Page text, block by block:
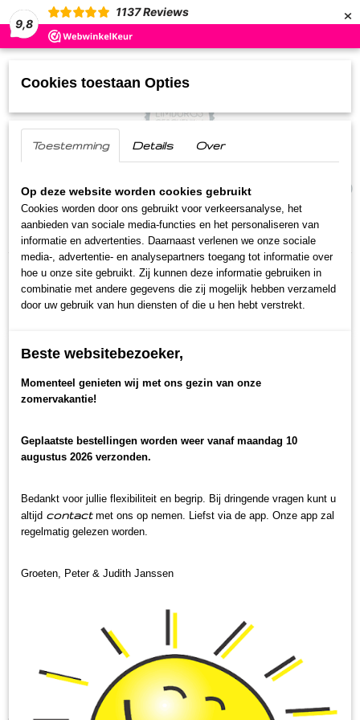
9,8
1137 Reviews ×
(0)
Home >Streekproducten Jam > Frambozen jam
Frambozen jam
Cookies toestaan Opties
Toestemming Details Over
Op deze website worden cookies gebruikt
Cookies worden door ons gebruikt voor verkeersanalyse, het
aanbieden van sociale media-functies en het personaliseren van
informatie en advertenties. Daarnaast verlenen we onze sociale
media-, advertentie- en analysepartners toegang tot informatie over
hoe u onze site gebruikt. Zij kunnen deze informatie gebruiken in
combinatie met andere gegevens die zij mogelijk hebben verzameld
door uw gebruik van hun diensten of die u hen hebt verstrekt.
Beste websitebezoeker,
Momenteel genieten wij met ons gezin van onze
zomervakantie!
Geplaatste bestellingen worden weer vanaf maandag 10
augustus 2026 verzonden.
Bedankt voor jullie flexibiliteit en begrip. Bij dringende vragen kunt u
altijd contactmet ons op nemen. Liefst via de app. Onze app zal
regelmatig gelezen worden.
Groeten, Peter & Judith Janssen